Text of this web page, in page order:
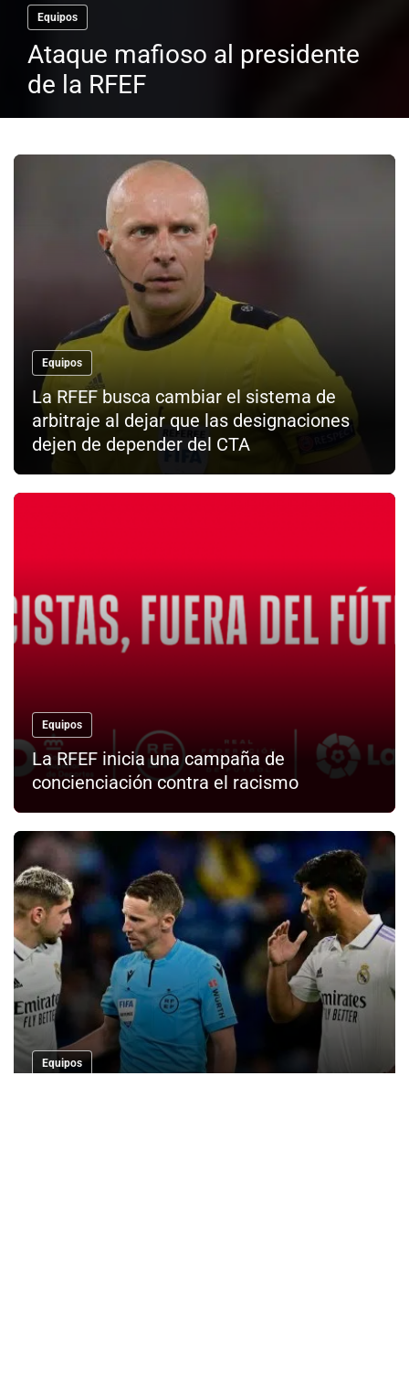
Equipos
Ataque mafioso al presidente
de la RFEF
Equipos
La RFEF busca cambiar el sistema de
arbitraje al dejar que las designaciones
dejen de depender del CTA
Equipos
La RFEF inicia una campaña de
concienciación contra el racismo
Equipos